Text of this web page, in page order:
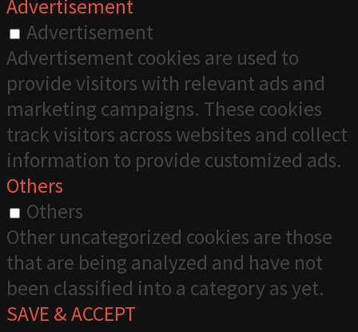
Advertisement
Advertisement
Advertisement cookies are used to
provide visitors with relevant ads and
marketing campaigns. These cookies
track visitors across websites and collect
information to provide customized ads.
Others
Others
Other uncategorized cookies are those
that are being analyzed and have not
been classified into a category as yet.
SAVE & ACCEPT